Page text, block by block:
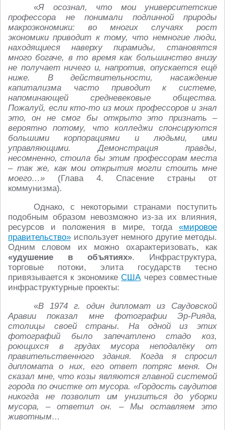
«Я осознал, что мои университетские
профессора не понимали подлинной природы
макроэкономики: во многих случаях рост
экономики приводит к тому, что немногие люди,
находящиеся наверху пирамиды, становятся
много богаче, в то время как большинство внизу
не получает ничего и, напротив, опускается ещё
ниже. В действительности, насаждение
капитализма часто приводит к системе,
напоминающей средневековые общества.
Пожалуй, если кто‑то из моих профессоров и знал
это, он не смог бы открыто это признать –
вероятно потому, что колледжи спонсируются
большими корпорациями и людьми, ими
управляющими. Демонстрация правды,
несомненно, стоила бы этим профессорам места
– так же, как мои открытия могли стоить мне
моего…» (Глава 4. Спасение страны от
коммунизма).
Однако, с некоторыми странами поступить
подобным образом невозможно из-за их влияния,
ресурсов и положения в мире, тогда «мировое
правительство» использует немного другие методы.
Одним словом их можно охарактеризовать, как
«удушение в объятиях». Инфраструктура,
торговые потоки, элита государств тесно
привязывается к экономикеСШАчерез совместные
инфраструктурные проекты:
«В 1974 г. один дипломат из Саудовской
Аравии показал мне фотографии Эр‑Рияда,
столицы своей страны. На одной из этих
фотографий было запечатлено стадо коз,
роющихся в грудах мусора неподалёку от
правительственного здания. Когда я спросил
дипломата о них, его ответ потряс меня. Он
сказал мне, что козы являются главной системой
города по очистке от мусора. «Гордость саудитов
никогда не позволит им унизиться до уборки
мусора, – ответил он. – Мы оставляем это
животным…